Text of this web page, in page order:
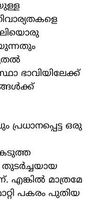
ഭാവിയിലേക്ക്
ഒരു
കടുത്ത
മാത്രമേ
പകരം പുതിയ